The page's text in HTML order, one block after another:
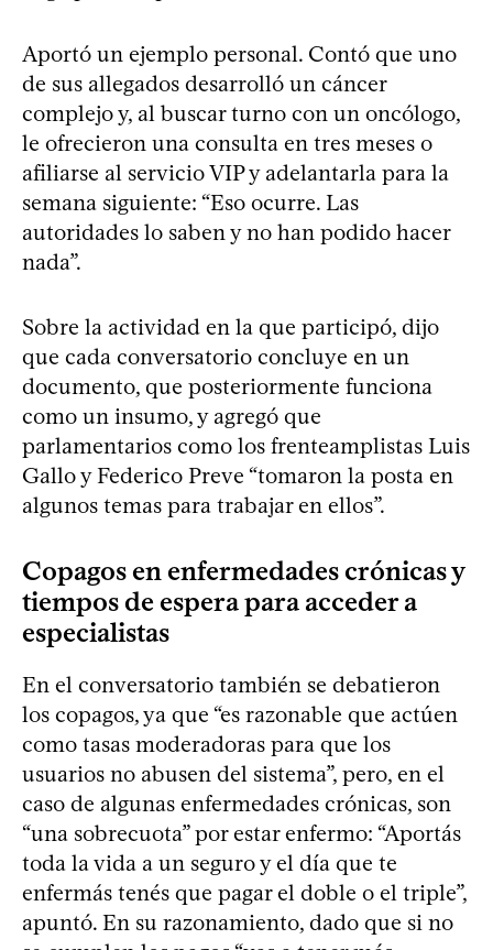
Aportó un ejemplo personal. Contó que uno
de sus allegados desarrolló un cáncer
complejo y, al buscar turno con un oncólogo,
le ofrecieron una consulta en tres meses o
afiliarse al servicio VIP y adelantarla para la
semana siguiente: “Eso ocurre. Las
autoridades lo saben y no han podido hacer
nada”.
Sobre la actividad en la que participó, dijo
que cada conversatorio concluye en un
documento, que posteriormente funciona
como un insumo, y agregó que
parlamentarios como los frenteamplistas Luis
Gallo y Federico Preve “tomaron la posta en
algunos temas para trabajar en ellos”.
Copagos en enfermedades crónicas y
tiempos de espera para acceder a
especialistas
En el conversatorio también se debatieron
los copagos, ya que “es razonable que actúen
como tasas moderadoras para que los
usuarios no abusen del sistema”, pero, en el
caso de algunas enfermedades crónicas, son
“una sobrecuota” por estar enfermo: “Aportás
toda la vida a un seguro y el día que te
enfermás tenés que pagar el doble o el triple”,
apuntó. En su razonamiento, dado que si no